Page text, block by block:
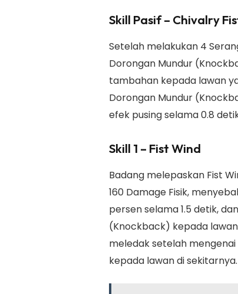
Skill Pasif – Chivalry
Setelah melakukan 4
Dorongan Mundur
tambahan kepada lawan
Dorongan Mundur
efek pusing selama 0.8
Skill 1 – Fist Wind
Badang melepaskan Fist
160 Damage Fisik,
persen selama 1.5 detik,
(Knockback) kepada
meledak setelah
kepada lawan di sekitarnya.